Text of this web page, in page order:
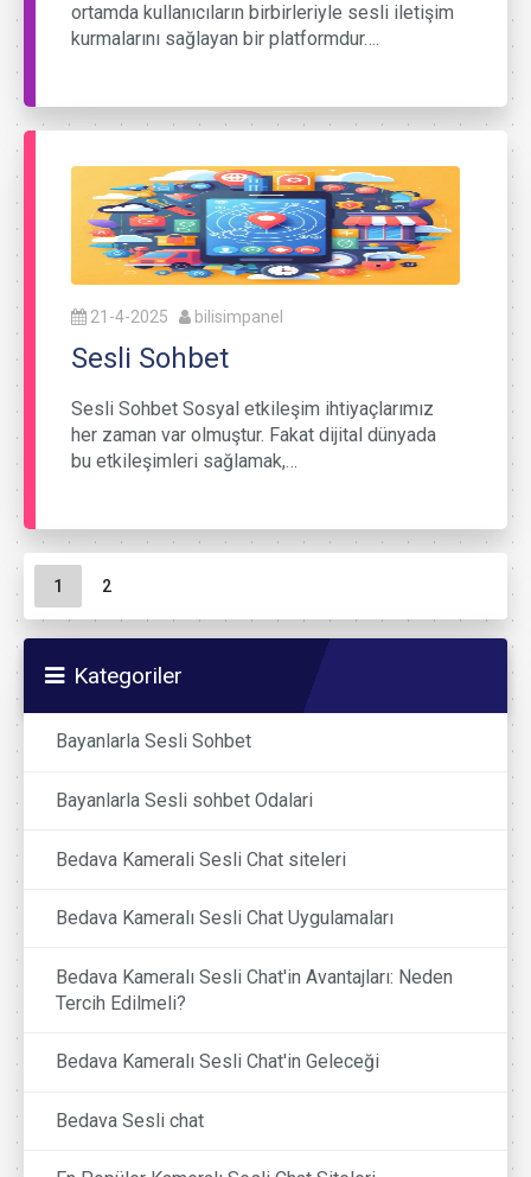
ortamda kullanıcıların birbirleriyle sesli iletişim
kurmalarını sağlayan bir platformdur….
21-4-2025 bilisimpanel
Sesli Sohbet
Sesli Sohbet Sosyal etkileşim ihtiyaçlarımız
her zaman var olmuştur. Fakat dijital dünyada
bu etkileşimleri sağlamak,…
Sayfa gezinme
Geçerli Sayfa
1 Sayfa
2
Kategoriler
Bayanlarla Sesli Sohbet
Bayanlarla Sesli sohbet Odalari
Bedava Kamerali Sesli Chat siteleri
Bedava Kameralı Sesli Chat Uygulamaları
Bedava Kameralı Sesli Chat'in Avantajları: Neden
Tercih Edilmeli?
Bedava Kameralı Sesli Chat'in Geleceği
Bedava Sesli chat